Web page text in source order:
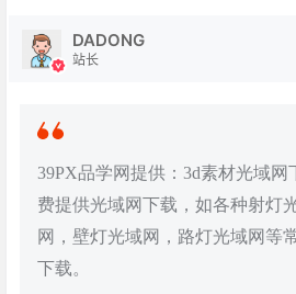
DADONG
站长
39PX品学网提供：3d素材光域
费提供光域网下载，如各种射灯
网，壁灯光域网，路灯光域网等
下载。